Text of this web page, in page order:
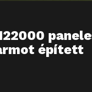
épített